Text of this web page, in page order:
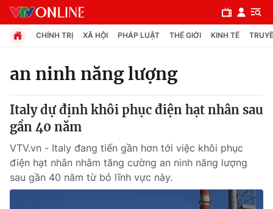
Chuyên mục
Chính trị
Xã hội
Pháp luật
CHÍNH TRỊ XÃ HỘI PHÁP LUẬT THẾ GIỚI KINH TẾ
an ninh năng lượng
Italy dự định khôi phục điện hạt nhân sau
gần 40 năm
VTV.vn - Italy đang tiến gần hơn tới việc khôi phục
điện hạt nhân nhằm tăng cường an ninh năng lượng
sau gần 40 năm từ bỏ lĩnh vực này.